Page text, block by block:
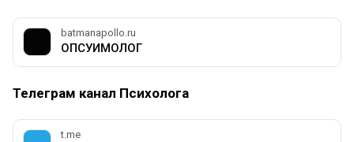
batmanapollo.ru
ОПСУИМОЛОГ
Телеграм канал Психолога
t.me